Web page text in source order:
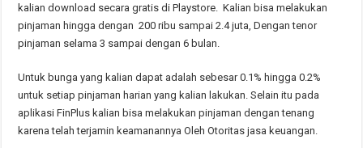
kalian download secara gratis di Playstore. Kalian bisa melakukan
pinjaman hingga dengan 200 ribu sampai 2.4 juta, Dengan tenor
pinjaman selama 3 sampai dengan 6 bulan.
Untuk bunga yang kalian dapat adalah sebesar 0.1% hingga 0.2%
untuk setiap pinjaman harian yang kalian lakukan. Selain itu pada
aplikasi FinPlus kalian bisa melakukan pinjaman dengan tenang
karena telah terjamin keamanannya Oleh Otoritas jasa keuangan.